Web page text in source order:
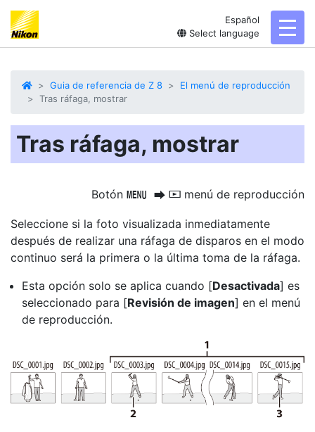
Español
Select language
Guia de referencia de Z 8
El menú de reproducción
Tras ráfaga, mostrar
Tras ráfaga, mostrar
Botón G U D menú de reproducción
Seleccione si la foto visualizada inmediatamente
después de realizar una ráfaga de disparos en el modo
continuo será la primera o la última toma de la ráfaga.
Esta opción solo se aplica cuando [Desactivada] es
seleccionado para [Revisión de imagen] en el menú
de reproducción.